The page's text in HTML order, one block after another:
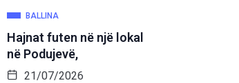
BALLINA
Hajnat futen në një lokal
në Podujevë,
21/07/2026